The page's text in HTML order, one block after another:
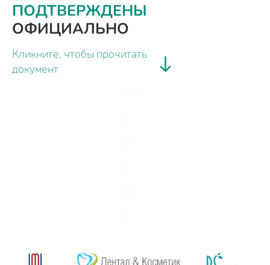
ПОДТВЕРЖДЕНЫ
ОФИЦИАЛЬНО
Кликните, чтобы прочитать
документ